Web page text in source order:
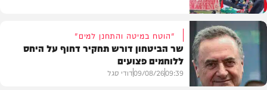
חדשות
"הוטח במיטה והתחנן למים"
שר הביטחון דורש תחקיר דחוף על היחס
ללוחמים פצועים
09:39
09/08/26דודי סגל